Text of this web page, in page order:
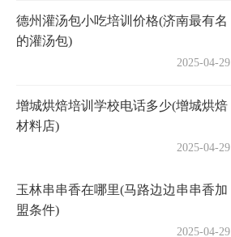
德州灌汤包小吃培训价格(济南最有名
的灌汤包)
2025-04-29
增城烘焙培训学校电话多少(增城烘焙
材料店)
2025-04-29
玉林串串香在哪里(马路边边串串香加
盟条件)
2025-04-29